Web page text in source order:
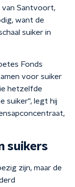
van Santvoort,
want de
suiker in
Fonds
voor suiker
hetzelfde
suiker", legt hij
suikers
zijn, maar de